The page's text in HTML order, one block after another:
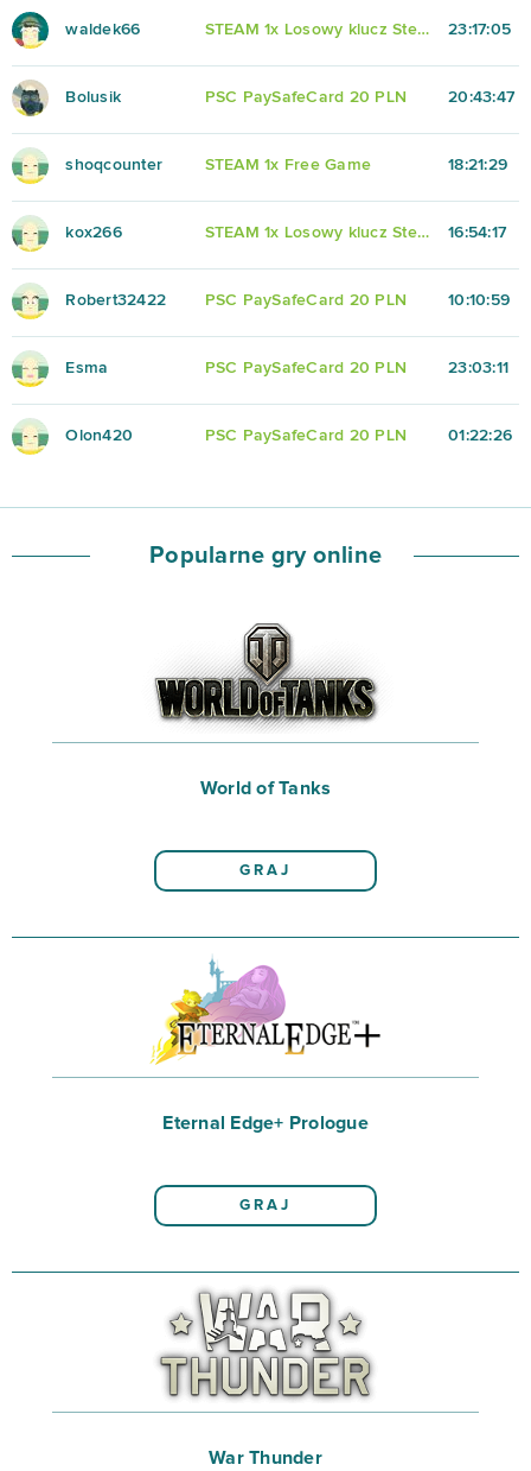
waldek66 23:17:05
STEAM 1x Losowy klucz Steam
Bolusik 20:43:47
PSC PaySafeCard 20 PLN
shoqcounter 18:21:29
STEAM 1x Free Game
kox266 16:54:17
STEAM 1x Losowy klucz Steam
Robert32422 10:10:59
PSC PaySafeCard 20 PLN
Esma 23:03:11
PSC PaySafeCard 20 PLN
Olon420 01:22:26
PSC PaySafeCard 20 PLN
Popularne gry online
World of Tanks
GRAJ
Eternal Edge+ Prologue
GRAJ
War Thunder